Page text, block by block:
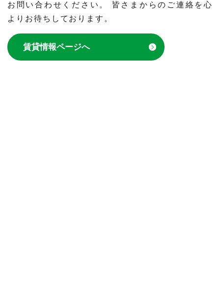
お問い合わせください。 皆さまからのご連絡を心
よりお待ちしております。
賃貸情報ページへ